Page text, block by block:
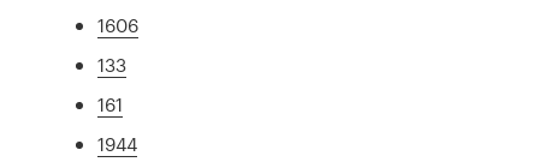
1606
133
161
1944